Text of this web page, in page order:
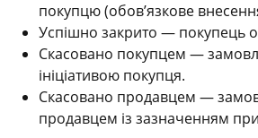
покупцю (обов’язкове
Успішно закрито — покупець
Скасовано покупцем —
ініціативою покупця.
Скасовано продавцем —
продавцем із зазначенням